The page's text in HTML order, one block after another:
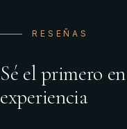
RESEÑAS
Sé el primero
experiencia